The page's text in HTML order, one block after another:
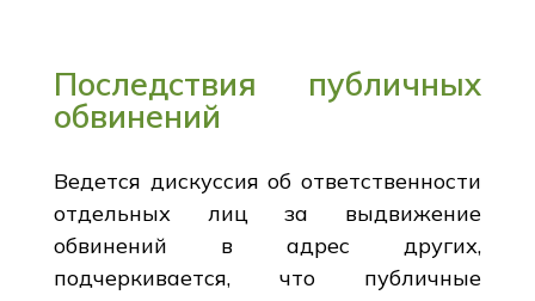
Последствия публичных
обвинений
Ведется дискуссия об ответственности
отдельных лиц за выдвижение
обвинений в адрес других,
подчеркивается, что публичные